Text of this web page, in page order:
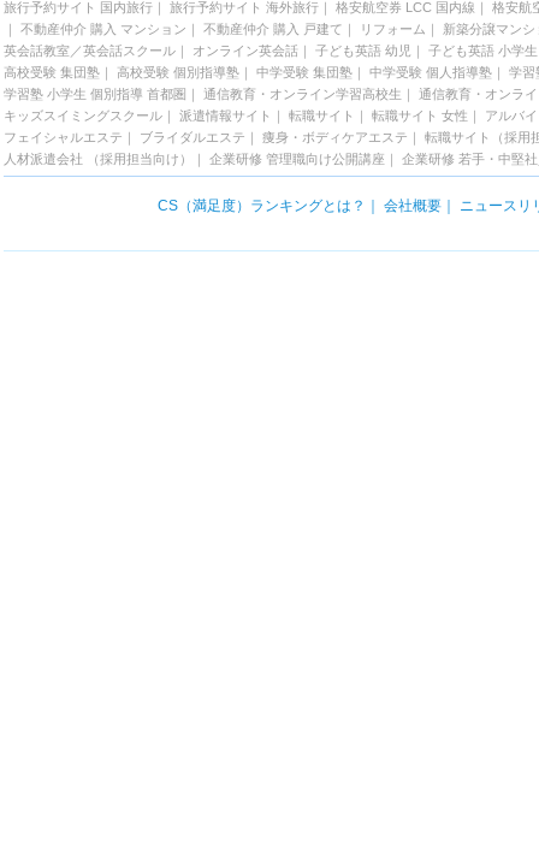
旅行予約サイト 国内旅行｜ 旅行予約サイト 海外旅行｜ 格安航空券 LCC 国内線 ｜ 格安航
｜ 不動産仲介 購入 マンション ｜ 不動産仲介 購入 戸建て ｜ リフォーム ｜
新築分譲マンシ
英会話教室／英会話スクール｜ オンライン英会話 ｜ 子ども英語 幼児 ｜ 子ども英語 小学生
高校受験 集団塾｜ 高校受験 個別指導塾｜ 中学受験 集団塾｜ 中学受験 個人指導塾｜ 学習
学習塾 小学生 個別指導 首都圏 ｜ 通信教育・オンライン学習高校生 ｜
通信教育・オンラ
キッズスイミングスクール｜ 派遣情報サイト ｜ 転職サイト ｜ 転職サイト 女性 ｜
アルバ
フェイシャルエステ ｜ ブライダルエステ ｜ 痩身・ボディケアエステ ｜ 転職サイト（採用
人材派遣会社 （採用担当向け）
｜ 企業研修 管理職向け公開講座 ｜ 企業研修 若手・中堅
CS（満足度）ランキングとは？ 会社概要｜ ニュースリ